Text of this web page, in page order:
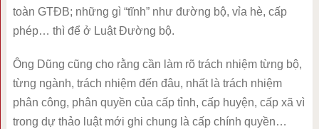
toàn GTĐB; những gì “tĩnh” như đường bộ, vỉa hè, cấp
phép… thì để ở Luật Đường bộ.
Ông Dũng cũng cho rằng cần làm rõ trách nhiệm từng bộ,
từng ngành, trách nhiệm đến đâu, nhất là trách nhiệm
phân công, phân quyền của cấp tỉnh, cấp huyện, cấp xã vì
trong dự thảo luật mới ghi chung là cấp chính quyền…